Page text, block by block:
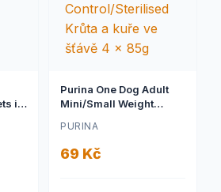
in
Purina One Dog Adult
Mini/Small Weight
a kuře ve šťávě 4 x 85g
PURINA
69 Kč